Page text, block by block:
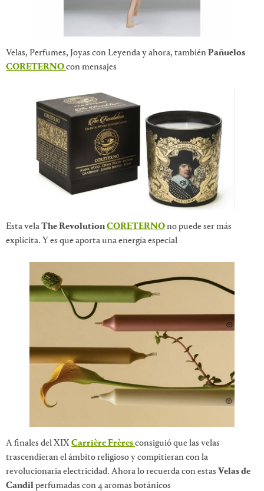
Velas, Perfumes, Joyas con Leyenda y ahora, tambiénPañuelos
CORETERNOcon mensajes
Esta velaThe RevolutionCORETERNOno puede ser más
explícita. Y es que aporta una energía especial
A finales del XIXCarrière Frèresconsiguió que las velas
trascendieran el ámbito religioso y compitieran con la
revolucionaria electricidad. Ahora lo recuerda con estas Velas de
Candilperfumadas con 4 aromas botánicos